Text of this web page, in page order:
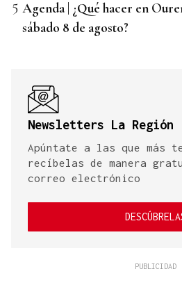
Agenda | ¿Qué hacer en
sábado 8 de agosto?
Newsletters La Región
Apúntate a las que más
recíbelas de manera
correo electrónico